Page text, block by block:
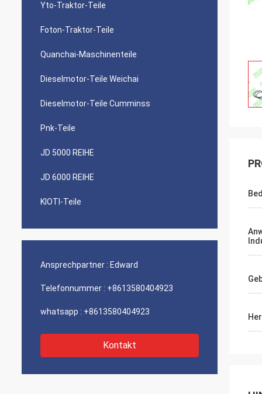
Yto-Traktor-Teile
Foton-Traktor-Teile
Quanchai-Maschinenteile
Dieselmotor-Teile Weichai
Dieselmotor-Teile Cumminss
Pnk-Teile
JD 5000 REIHE
JD 6000 REIHE
KIOTI-Teile
Ansprechpartner : Edward
Telefonnummer : +8613580404923
whatsapp : +8613580404923
Kontakt